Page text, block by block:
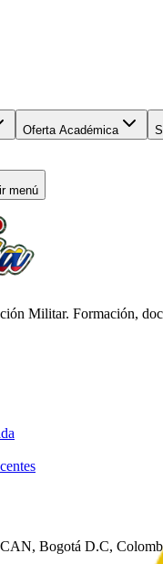
Oferta Académica
menú
Militar. Formación,
Bogotá D.C,